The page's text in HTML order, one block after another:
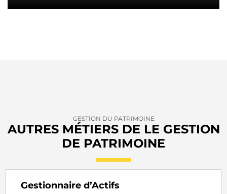
GESTION DU PATRIMOINE
AUTRES MÉTIERS DE LE GESTION
DE PATRIMOINE
Gestionnaire d’Actifs